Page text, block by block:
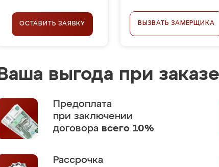
ОСТАВИТЬ ЗАЯВКУ ВЫЗВАТЬ ЗАМЕРЩИКА
Ваша выгода при
Предоплата
при заключении
договора всего 10%
Рассрочка